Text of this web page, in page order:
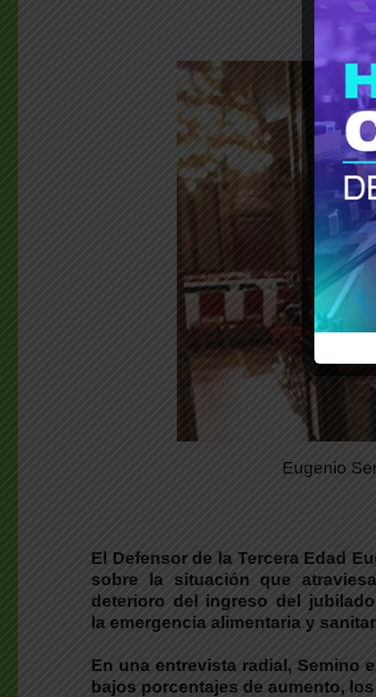
Eugenio
El Defensor de la Tercera Edad
sobre la situación que
deterioro del ingreso del
la emergencia alimentaria y
En una entrevista radial, Semino
bajos porcentajes de aumento,